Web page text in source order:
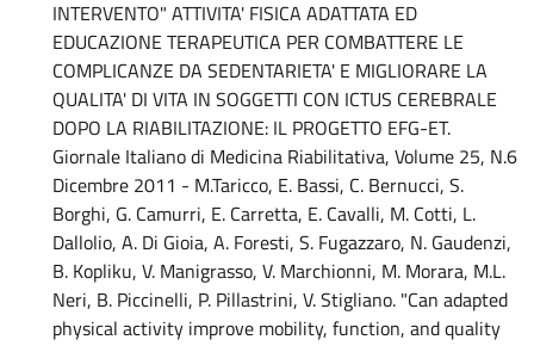
INTERVENTO" ATTIVITA' FISICA ADATTATA ED
EDUCAZIONE TERAPEUTICA PER COMBATTERE LE
COMPLICANZE DA SEDENTARIETA' E MIGLIORARE LA
QUALITA' DI VITA IN SOGGETTI CON ICTUS CEREBRALE
DOPO LA RIABILITAZIONE: IL PROGETTO EFG-ET.
Giornale Italiano di Medicina Riabilitativa, Volume 25, N.6
Dicembre 2011 - M.Taricco, E. Bassi, C. Bernucci, S.
Borghi, G. Camurri, E. Carretta, E. Cavalli, M. Cotti, L.
Dallolio, A. Di Gioia, A. Foresti, S. Fugazzaro, N. Gaudenzi,
B. Kopliku, V. Manigrasso, V. Marchionni, M. Morara, M.L.
Neri, B. Piccinelli, P. Pillastrini, V. Stigliano. "Can adapted
physical activity improve mobility, function, and quality